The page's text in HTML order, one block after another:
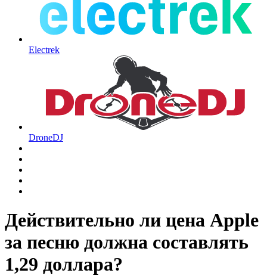
Electrek
DroneDJ
Действительно ли цена Apple
за песню должна составлять
1,29 доллара?